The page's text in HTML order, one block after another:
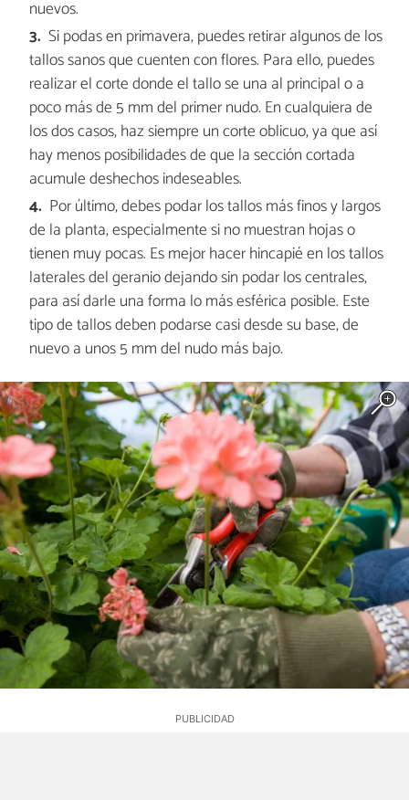
nuevos.
Si podas en primavera, puedes retirar algunos de los
tallos sanos que cuenten con flores. Para ello, puedes
realizar el corte donde el tallo se una al principal o a
poco más de 5 mm del primer nudo. En cualquiera de
los dos casos, haz siempre un corte oblicuo, ya que así
hay menos posibilidades de que la sección cortada
acumule deshechos indeseables.
Por último, debes podar los tallos más finos y largos
de la planta, especialmente si no muestran hojas o
tienen muy pocas. Es mejor hacer hincapié en los tallos
laterales del geranio dejando sin podar los centrales,
para así darle una forma lo más esférica posible. Este
tipo de tallos deben podarse casi desde su base, de
nuevo a unos 5 mm del nudo más bajo.